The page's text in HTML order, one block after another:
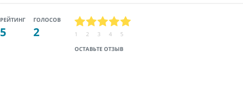
РЕЙТИНГ
5
ГОЛОСОВ
2
ОСТАВЬТЕ ОТЗЫВ
1 2 3 4 5